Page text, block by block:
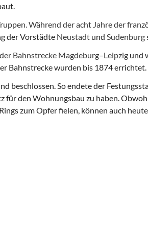
Während der acht Jahre der
der Vorstädte Neustadt und Sudenburg
Bahnstrecke Magdeburg–Leipzig und
Bahnstrecke wurden bis 1874 errichtet.
beschlossen. So endete der
den Wohnungsbau zu haben.
zum Opfer fielen, können auch